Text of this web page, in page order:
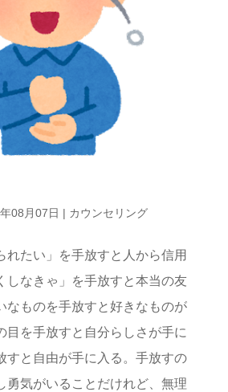
08月07日 | カウンセリング
れたい」を手放すと人から信用
しなきゃ」を手放すと本当の友
なものを手放すと好きなものが
目を手放すと自分らしさが手に
すと自由が手に入る。手放すの
勇気がいることだけれど、無理